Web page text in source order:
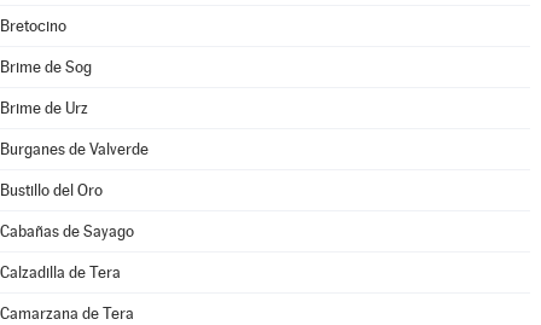
Bretocino
Brime de Sog
Brime de Urz
Burganes de Valverde
Bustillo del Oro
Cabañas de Sayago
Calzadilla de Tera
Camarzana de Tera